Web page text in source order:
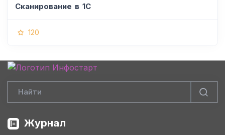
Сканирование в 1С
120
Журнал